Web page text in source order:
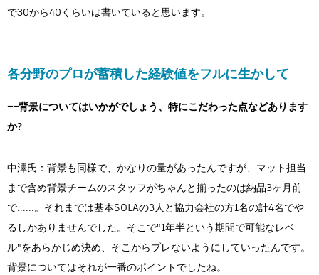
で30から40くらいは書いていると思います。
各分野のプロが蓄積した経験値をフルに生かして
――背景についてはいかがでしょう、特にこだわった点などあります
か?
中澤氏：背景も同様で、かなりの量があったんですが、マット担当
まで含め背景チームのスタッフがちゃんと揃ったのは納品3ヶ月前
で......。それまでは基本SOLAの3人と協力会社の方1名の計4名でや
るしかありませんでした。そこで"1年半という期間で可能なレベ
ル"をあらかじめ決め、そこからブレないようにしていったんです。
背景についてはそれが一番のポイントでしたね。